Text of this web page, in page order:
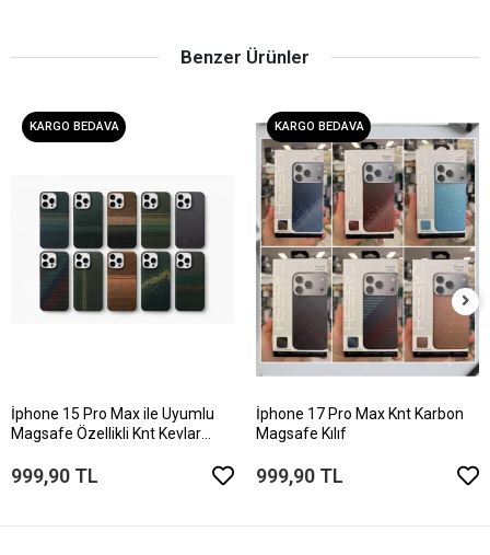
Benzer Ürünler
KARGO BEDAVA
İphone 15 Pro Max ile Uyumlu
Magsafe Özellikli Knt Kevlar
999,90 TL
KARGO BEDAVA
İphone 17 Pro Max Knt Karbon
Magsafe Kılıf
999,90 TL